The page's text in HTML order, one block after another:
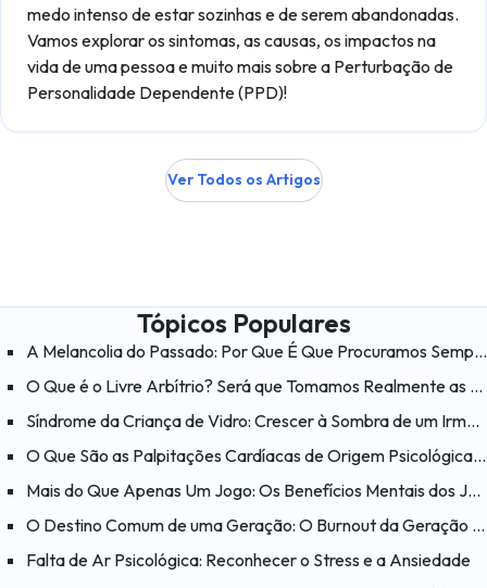
medo intenso de estar sozinhas e de serem abandonadas.
Vamos explorar os sintomas, as causas, os impactos na
vida de uma pessoa e muito mais sobre a Perturbação de
Personalidade Dependente (PPD)!
Ver Todos os Artigos
Tópicos Populares
A Melancolia do Passado: Por Que É Que Procuramos Sempre a Felicidade nos «Velhos Tempos»?
O Que é o Livre Arbítrio? Será que Tomamos Realmente as Nossas Próprias Decisões?
Síndrome da Criança de Vidro: Crescer à Sombra de um Irmão com Necessidades Especiais
O Que São as Palpitações Cardíacas de Origem Psicológica? O Que Ajuda a Aliviar as Palpitações Cardíacas?
Mais do Que Apenas Um Jogo: Os Benefícios Mentais dos Jogos
O Destino Comum de uma Geração: O Burnout da Geração Millennial
Falta de Ar Psicológica: Reconhecer o Stress e a Ansiedade